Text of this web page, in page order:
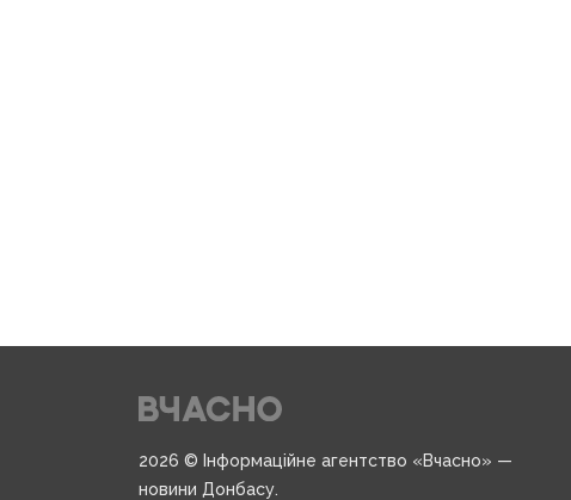
2026 © Інформаційне агентство «Вчасно» —
новини Донбасу.